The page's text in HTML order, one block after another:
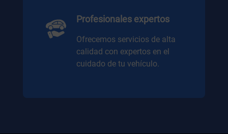
Profesionales expertos
Ofrecemos servicios de alta
calidad con expertos en el
cuidado de tu vehículo.